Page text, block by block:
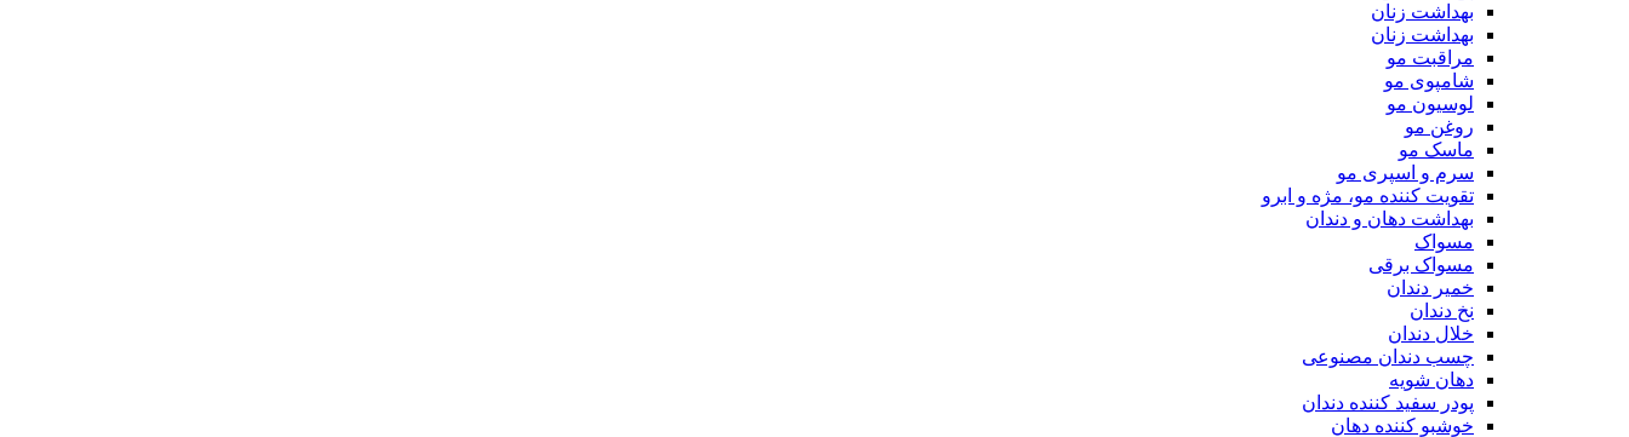
بهداشت زنان
بهداشت زنان
مراقبت مو
شامپوی مو
لوسیون مو
روغن مو
ماسک مو
سرم و اسپری مو
تقویت کننده مو، مژه و ابرو
بهداشت دهان و دندان
مسواک
مسواک برقی
خمیر دندان
نخ دندان
خلال دندان
چسب دندان مصنوعی
دهان شویه
پودر سفید کننده دندان
خوشبو کننده دهان